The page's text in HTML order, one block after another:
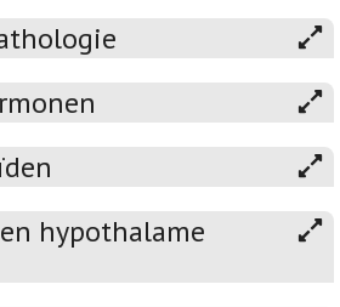
hypothalame